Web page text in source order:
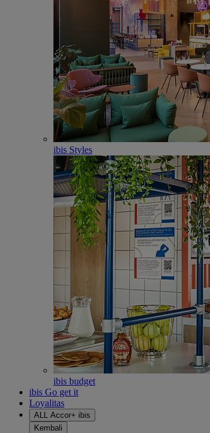
ibis Styles
ibis budget
ibis Go get it
Loyalitas
ALL Accor+ ibis
Kembali